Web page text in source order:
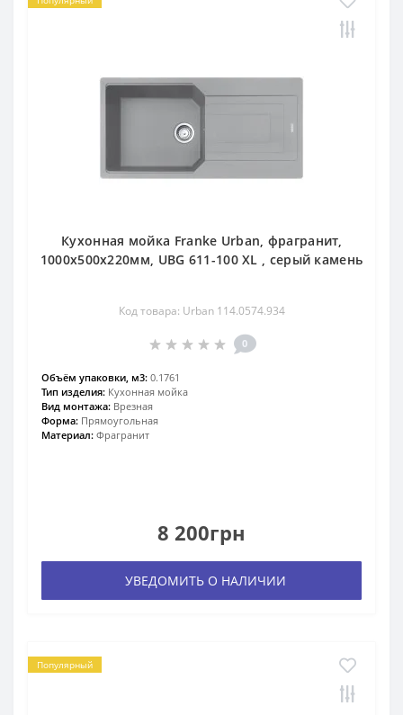
Кухонная мойка Franke Urban, фрагранит,
1000х500х220мм, UBG 611-100 XL , серый камень
Код товара: Urban 114.0574.934
0
Объём упаковки, м3: 0.1761
Тип изделия: Кухонная мойка
Вид монтажа: Врезная
Форма: Прямоугольная
Материал: Фрагранит
8 200грн
УВЕДОМИТЬ О НАЛИЧИИ
Популярный